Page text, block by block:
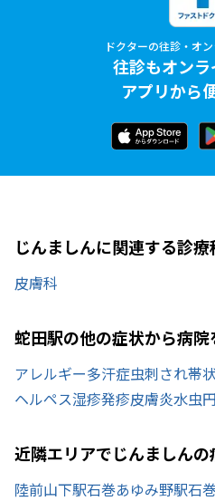
ドクターの往診・オ
往診もオン
アプリから
じんましんに関連する診療
皮膚科
蛇田駅の他の症状から病院
アレルギー多汗症虫刺され帯
ヘルペス湿疹発疹皮膚炎水虫
近隣エリアでじんましんの
陸前山下駅石巻あゆみ野駅石